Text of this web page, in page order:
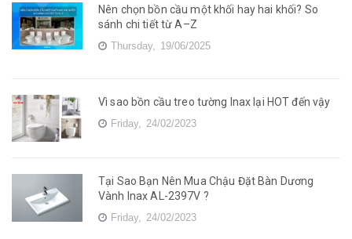
Nên chọn bồn cầu một khối hay hai khối? So
sánh chi tiết từ A–Z
Thursday, 19/06/2025
Vì sao bồn cầu treo tường Inax lại HOT đến vậy
Friday, 24/02/2023
Tại Sao Bạn Nên Mua Chậu Đặt Bàn Dương
Vành Inax AL-2397V ?
Friday, 24/02/2023